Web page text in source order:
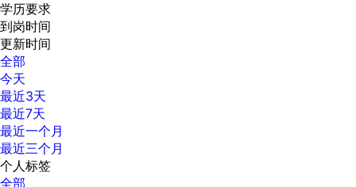
学历要求
到岗时间
更新时间
全部
今天
最近3天
最近7天
最近一个月
最近三个月
个人标签
全部